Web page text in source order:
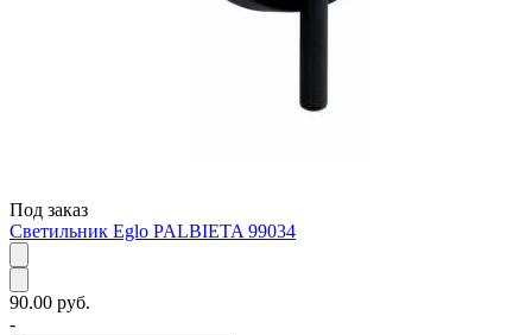
Под заказ
Светильник Eglo PALBIETA 99034
90.00 руб.
-